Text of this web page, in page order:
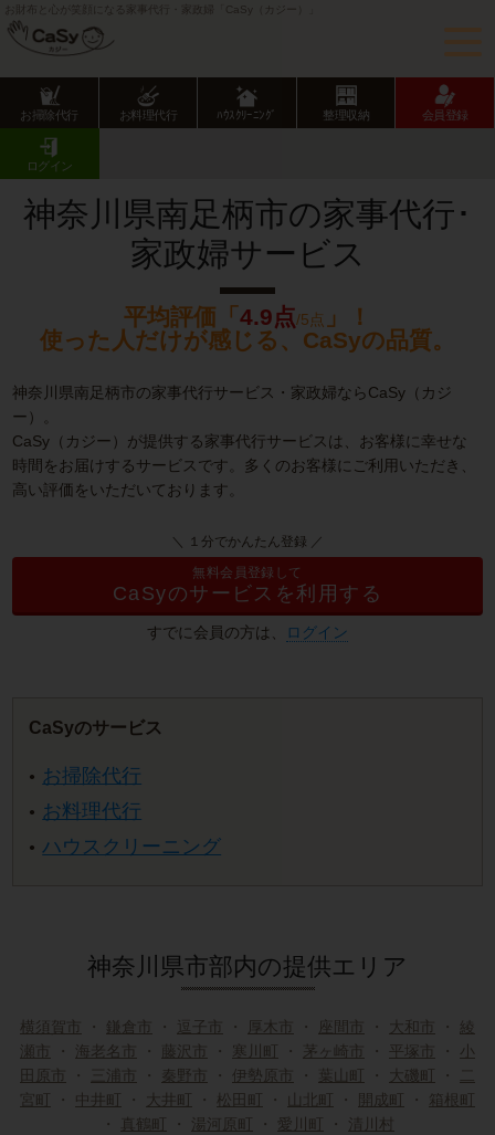
お財布と心が笑顔になる家事代行・家政婦「CaSy（カジー）」
お掃除代行 お料理代行 ﾊｳｽｸﾘｰﾆﾝｸﾞ 整理収納 会員登録
ログイン
CaSy TOP
南足柄市の家事代行･家政婦サービス
神奈川県南足柄市の家事代行･
家政婦サービス
平均評価「 4.9点/5点
」！
使った人だけが感じる、CaSyの品質。
神奈川県南足柄市の家事代行サービス・家政婦ならCaSy（カジ
ー）。
CaSy（カジー）が提供する家事代行サービスは、お客様に幸せな
時間をお届けするサービスです。多くのお客様にご利用いただき、
高い評価をいただいております。
＼ １分でかんたん登録 ／
無料会員登録して
CaSyのサービスを利用する
すでに会員の方は、 ログイン
CaSyのサービス
お掃除代行
お料理代行
ハウスクリーニング
神奈川県市部内の提供エリア
横須賀市 ・ 鎌倉市 ・ 逗子市 ・ 厚木市 ・ 座間市 ・ 大和市 ・ 綾
瀬市
・ 海老名市 ・ 藤沢市 ・ 寒川町 ・ 茅ヶ崎市 ・ 平塚市 ・ 小
田原市
・ 三浦市 ・ 秦野市 ・ 伊勢原市 ・ 葉山町 ・ 大磯町 ・ 二
宮町 ・ 中井町 ・ 大井町 ・ 松田町 ・ 山北町 ・ 開成町 ・ 箱根町
・
真鶴町 ・ 湯河原町 ・ 愛川町 ・ 清川村